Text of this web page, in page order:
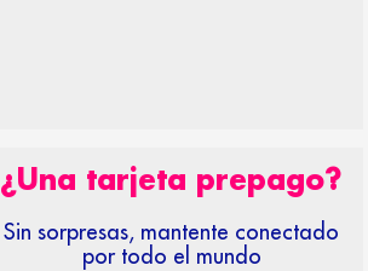
¿Una tarjeta prepago?
Sin sorpresas, mantente conectado
por todo el mundo